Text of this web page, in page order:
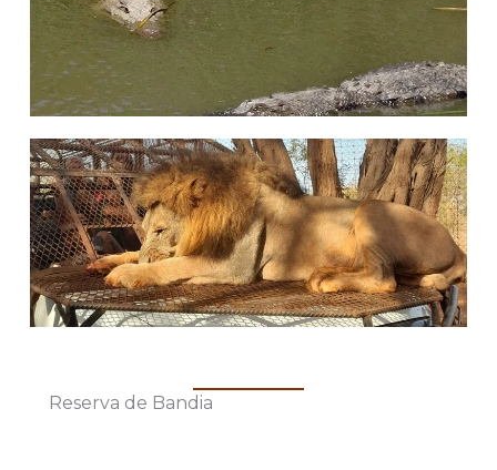
Reserva de Bandia